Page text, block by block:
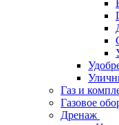
Газ и
Газовое
Дренаж